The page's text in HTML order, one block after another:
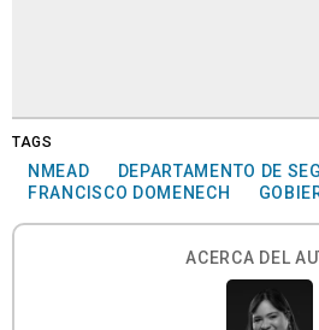
TAGS
NMEAD
DEPARTAMENTO DE
FRANCISCO DOMENECH
ACERCA DEL